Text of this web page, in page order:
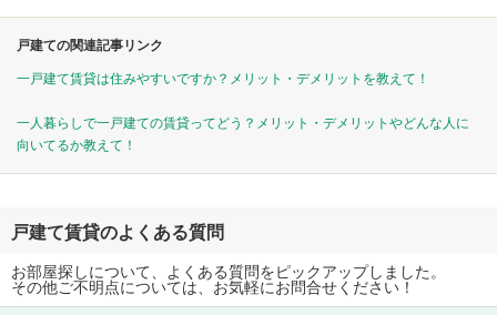
戸建ての関連記事リンク
一戸建て賃貸は住みやすいですか？メリット・デメリットを教えて！
一人暮らしで一戸建ての賃貸ってどう？メリット・デメリットやどんな人に
向いてるか教えて！
戸建て賃貸のよくある質問
お部屋探しについて、よくある質問をピックアップしました。
その他ご不明点については、お気軽にお問合せください！